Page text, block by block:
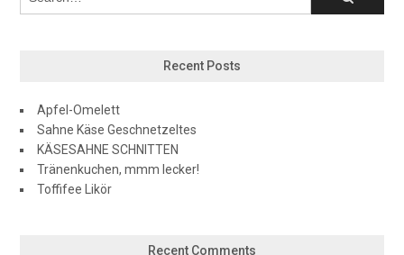
Recent Posts
Apfel-Omelett
Sahne Käse Geschnetzeltes
KÄSESAHNE SCHNITTEN
Tränenkuchen, mmm lecker!
Toffifee Likör
Recent Comments